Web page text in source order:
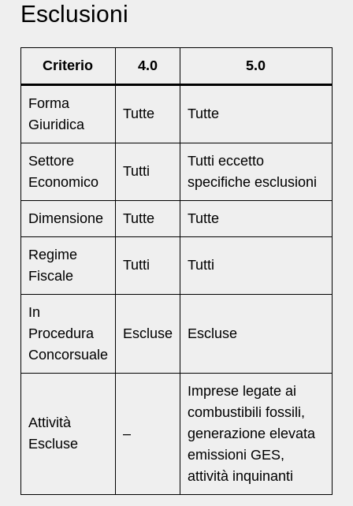
Esclusioni
Criterio 4.0 5.0
Forma
Giuridica
Tutte Tutte
Settore
Economico
Tutti
Tutti eccetto
specifiche esclusioni
Dimensione Tutte Tutte
Regime
Fiscale
Tutti Tutti
In
Procedura
Concorsuale
Escluse Escluse
Attività
Escluse
–
Imprese legate ai
combustibili fossili,
generazione elevata
emissioni GES,
attività inquinanti